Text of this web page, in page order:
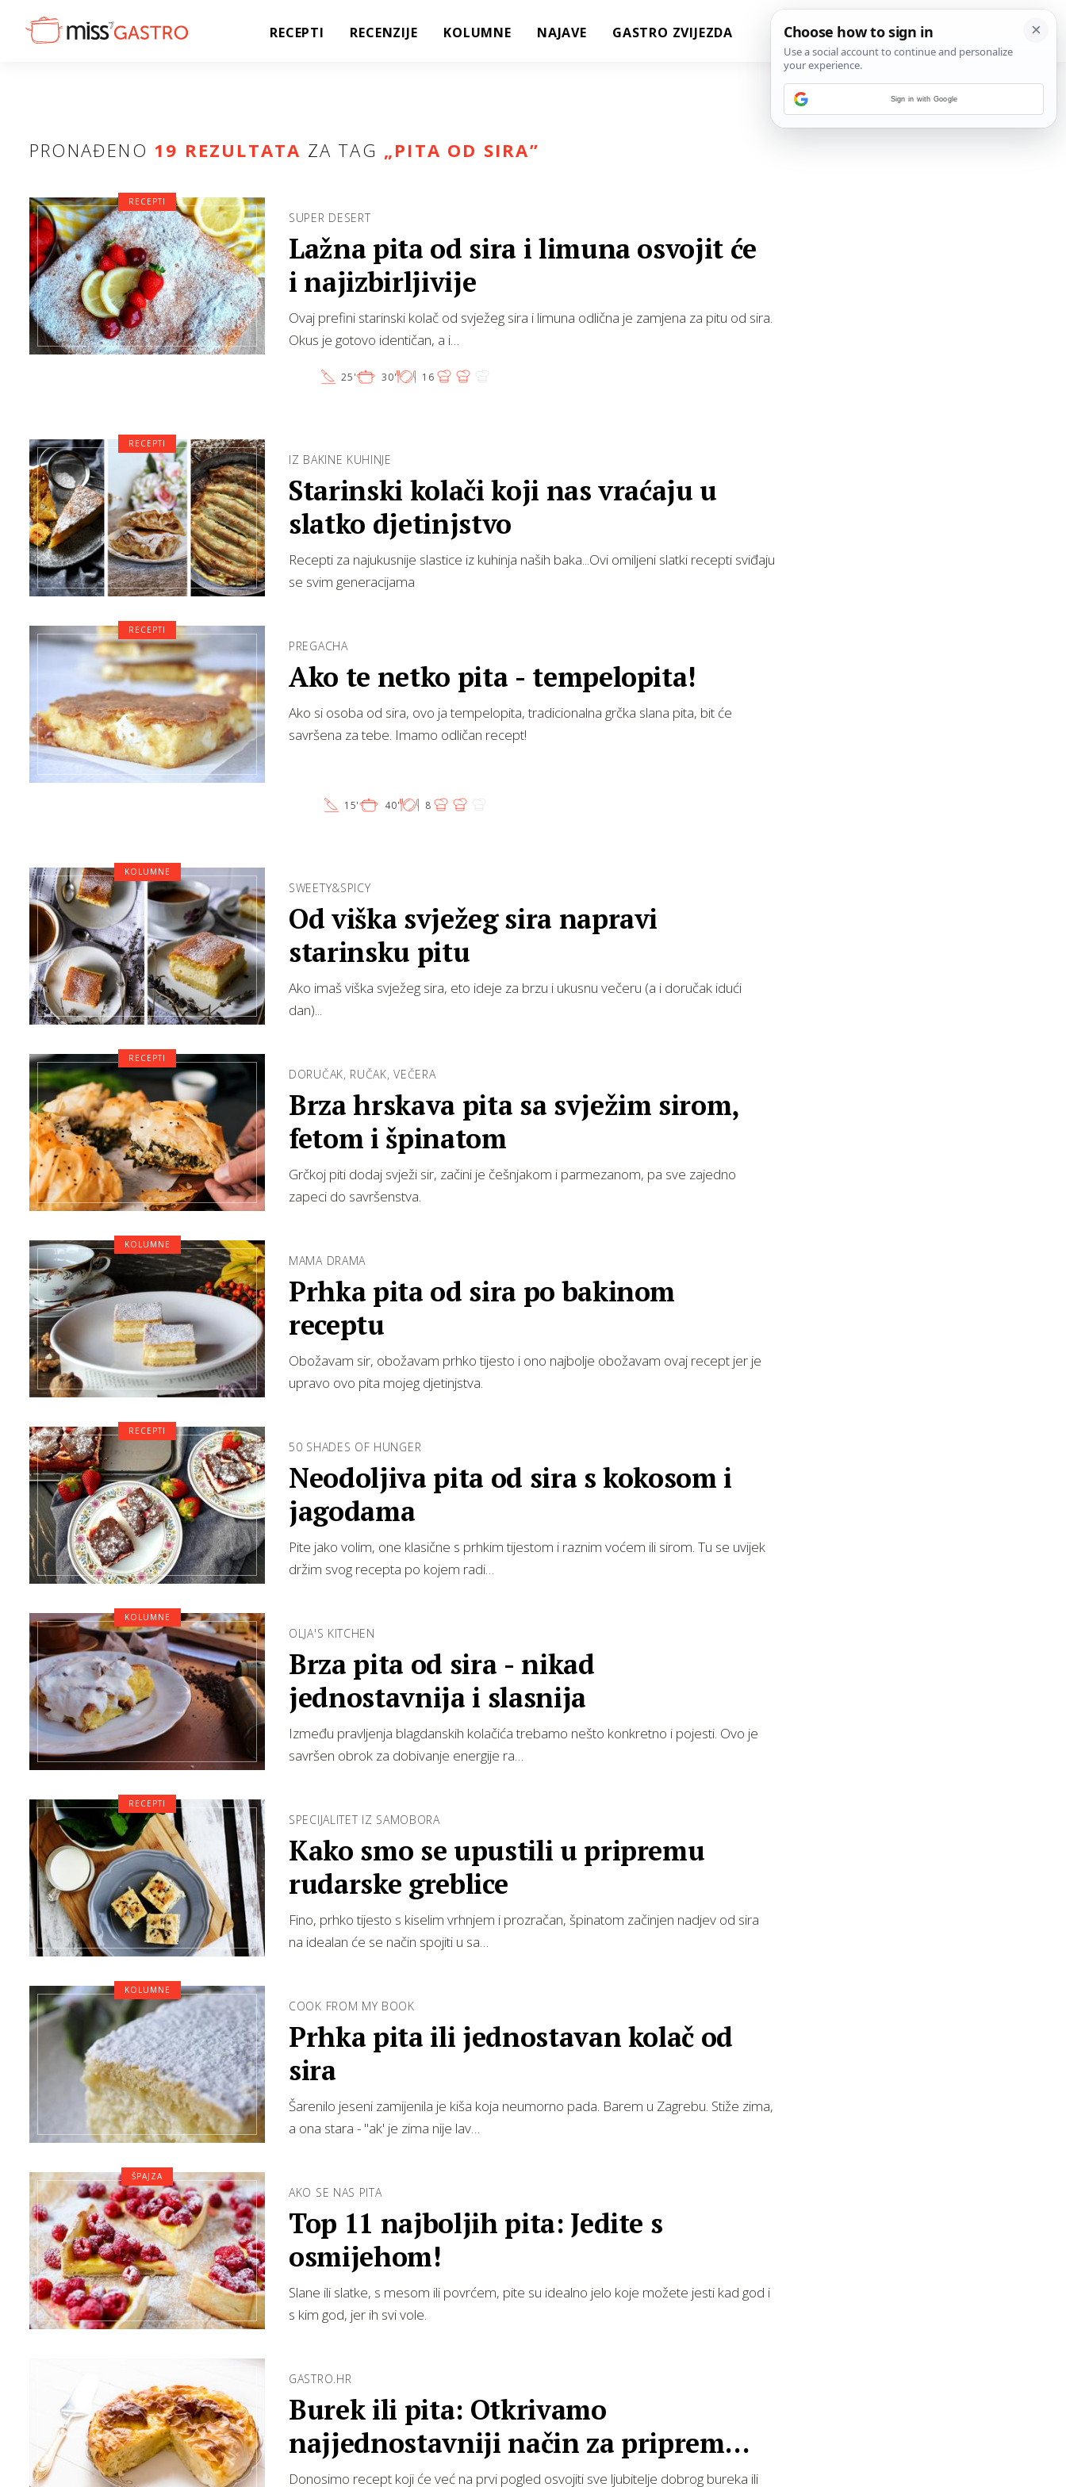
RECEPTI RECENZIJE KOLUMNE NAJAVE GASTRO ZVIJEZDA
PRONAĐENO 19 REZULTATA ZA TAG „PITA OD SIRA”
SUPER DESERT
Lažna pita od sira i limuna osvojit će
i najizbirljivije
Ovaj prefini starinski kolač od svježeg sira i limuna odlična je zamjena za pitu od sira.
Okus je gotovo identičan, a i…
25' 30' 16
RECEPTI
IZ BAKINE KUHINJE
Starinski kolači koji nas vraćaju u
slatko djetinjstvo
Recepti za najukusnije slastice iz kuhinja naših baka...Ovi omiljeni slatki recepti sviđaju
se svim generacijama
RECEPTI
PREGACHA
Ako te netko pita - tempelopita!
Ako si osoba od sira, ovo ja tempelopita, tradicionalna grčka slana pita, bit će
savršena za tebe. Imamo odličan recept!
15' 40' 8
RECEPTI
SWEETY&SPICY
Od viška svježeg sira napravi
starinsku pitu
Ako imaš viška svježeg sira, eto ideje za brzu i ukusnu večeru (a i doručak idući
dan)...
KOLUMNE
DORUČAK, RUČAK, VEČERA
Brza hrskava pita sa svježim sirom,
fetom i špinatom
Grčkoj piti dodaj svježi sir, začini je češnjakom i parmezanom, pa sve zajedno
zapeci do savršenstva.
RECEPTI
MAMA DRAMA
Prhka pita od sira po bakinom
receptu
Obožavam sir, obožavam prhko tijesto i ono najbolje obožavam ovaj recept jer je
upravo ovo pita mojeg djetinjstva.
KOLUMNE
50 SHADES OF HUNGER
Neodoljiva pita od sira s kokosom i
jagodama
Pite jako volim, one klasične s prhkim tijestom i raznim voćem ili sirom. Tu se uvijek
držim svog recepta po kojem radi…
RECEPTI
OLJA'S KITCHEN
Brza pita od sira - nikad
jednostavnija i slasnija
Između pravljenja blagdanskih kolačića trebamo nešto konkretno i pojesti. Ovo je
savršen obrok za dobivanje energije ra…
KOLUMNE
SPECIJALITET IZ SAMOBORA
Kako smo se upustili u pripremu
rudarske greblice
Fino, prhko tijesto s kiselim vrhnjem i prozračan, špinatom začinjen nadjev od sira
na idealan će se način spojiti u sa…
RECEPTI
COOK FROM MY BOOK
Prhka pita ili jednostavan kolač od
sira
Šarenilo jeseni zamijenila je kiša koja neumorno pada. Barem u Zagrebu. Stiže zima,
a ona stara - "ak' je zima nije lav…
KOLUMNE
AKO SE NAS PITA
Top 11 najboljih pita: Jedite s
osmijehom!
Slane ili slatke, s mesom ili povrćem, pite su idealno jelo koje možete jesti kad god i
s kim god, jer ih svi vole.
ŠPAJZA
GASTRO.HR
Burek ili pita: Otkrivamo
najjednostavniji način za pripremu
omiljenog jela
Donosimo recept koji će već na prvi pogled osvojiti sve ljubitelje dobrog bureka ili
Sign in with Google